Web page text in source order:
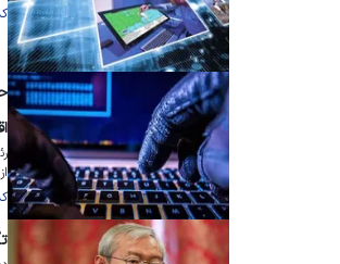
کد
کد